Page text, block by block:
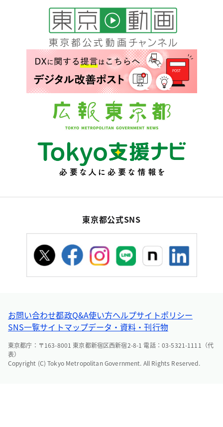
東京都公式SNS
お問い合わせ都政Q&A使い方ヘルプサイトポリシー
SNS一覧サイトマップデータ・資料・刊行物
東京都庁：〒163-8001 東京都新宿区西新宿2-8-1 電話：03-5321-1111（代
表）
Copyright (C) Tokyo Metropolitan Government. All Rights Reserved.